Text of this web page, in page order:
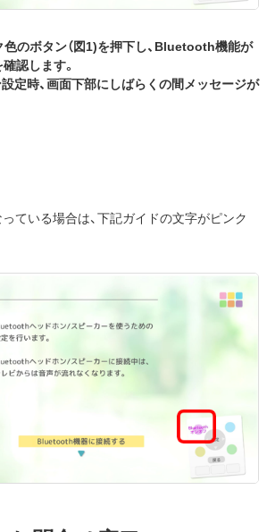
のボタン（図1)を押下し、Bluetooth機能が
認します。
定時、画面下部にしばらくの間メッセージが
ている場合は、下記ガイドの文字がピンク